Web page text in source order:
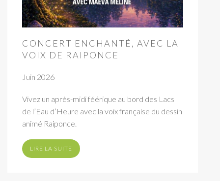
CONCERT ENCHANTÉ, AVEC LA
VOIX DE RAIPONCE
Juin 2026
Vivez un après-midi féérique au bord des Lacs
de l’Eau d’Heure avec la voix française du dessin
animé Raiponce.
LIRE LA SUITE